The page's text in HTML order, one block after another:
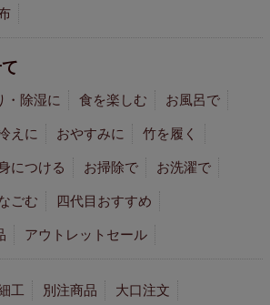
・除湿に 食を楽しむ お風呂で
えに おやすみに 竹を履く
につける お掃除で お洗濯で
ごむ 四代目おすすめ
アウトレットセール
工 別注商品 大口注文